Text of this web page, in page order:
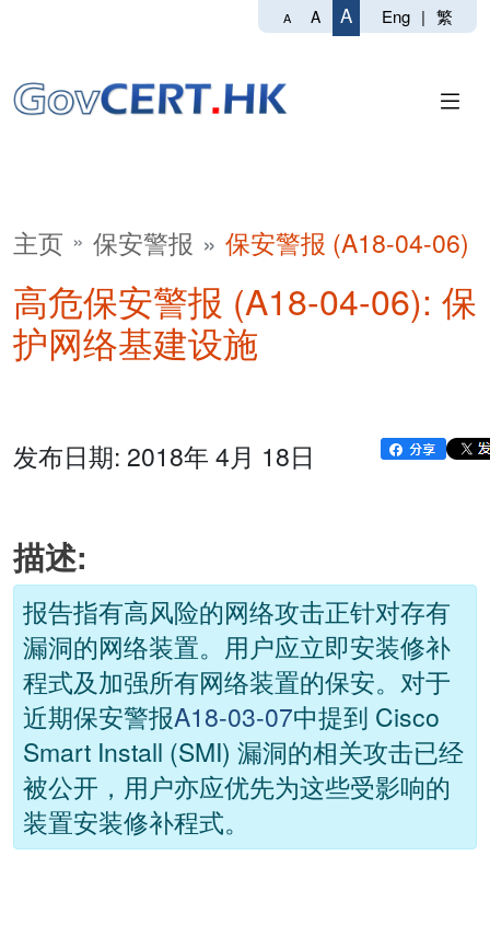
A A A Eng | 繁
主页 保安警报 保安警报 (A18-04-06)
高危保安警报 (A18-04-06): 保
护网络基建设施
发布日期: 2018年 4月 18日
描述:
报告指有高风险的网络攻击正针对存有
漏洞的网络装置。用户应立即安装修补
程式及加强所有网络装置的保安。对于
近期保安警报A18-03-07中提到 Cisco
Smart Install (SMI) 漏洞的相关攻击已经
被公开，用户亦应优先为这些受影响的
装置安装修补程式。